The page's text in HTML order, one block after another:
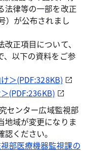
法律等の一部を改正
）が公布されまし
正項目について、
、以下の資料をご参
＞(PDF:328KB)
(PDF:236KB)
センター広域監視部
地域が変更になりま
ください。
部医療機器監視課の